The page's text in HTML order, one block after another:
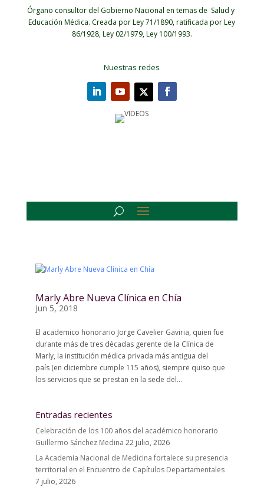
Órgano consultor del Gobierno Nacional en temas de Salud y
Educación Médica. Creada por Ley 71/1890, ratificada por Ley
86/1928, Ley 02/1979, Ley 100/1993.
Nuestras redes
Marly Abre Nueva Clínica en Chía
Jun 5, 2018
El academico honorario Jorge Cavelier Gaviria, quien fue
durante más de tres décadas gerente de la Clínica de
Marly, la institución médica privada más antigua del
país (en diciembre cumple 115 años), siempre quiso que
los servicios que se prestan en la sede del...
Entradas recientes
Celebración de los 100 años del académico honorario
Guillermo Sánchez Medina 22 julio, 2026
La Academia Nacional de Medicina fortalece su presencia
territorial en el Encuentro de Capítulos Departamentales
7 julio, 2026